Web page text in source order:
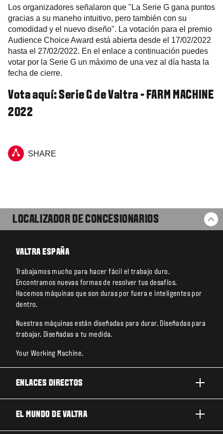
Los organizadores señalaron que "La Serie G gana puntos
gracias a su maneho intuitivo, pero también con su
comodidad y el nuevo diseño". La votación para el premio
Audience Choice Award está abierta desde el 17/02/2022
hasta el 27/02/2022. En el enlace a continuación puedes
votar por la Serie G un máximo de una vez al día hasta la
fecha de cierre.
Vota aquí: Serie G de Valtra - FARM MACHINE
2022
SHARE
LOCALIZADOR DE CONCESIONARIOS
VALTRA ESPAÑA
Trabajamos mucho para hacer fácil el trabajo duro.
Encontramos nuevas formas de resolver tus desafíos.
Hacemos máquinas que son duras por fuera e inteligentes por
dentro.
Nuestras máquinas están diseñadas para durar. Diseñadas para
trabajar. Diseñadas a tu medida.
Your Working Machine.
ENLACES DIRECTOS
EL MUNDO DE VALTRA